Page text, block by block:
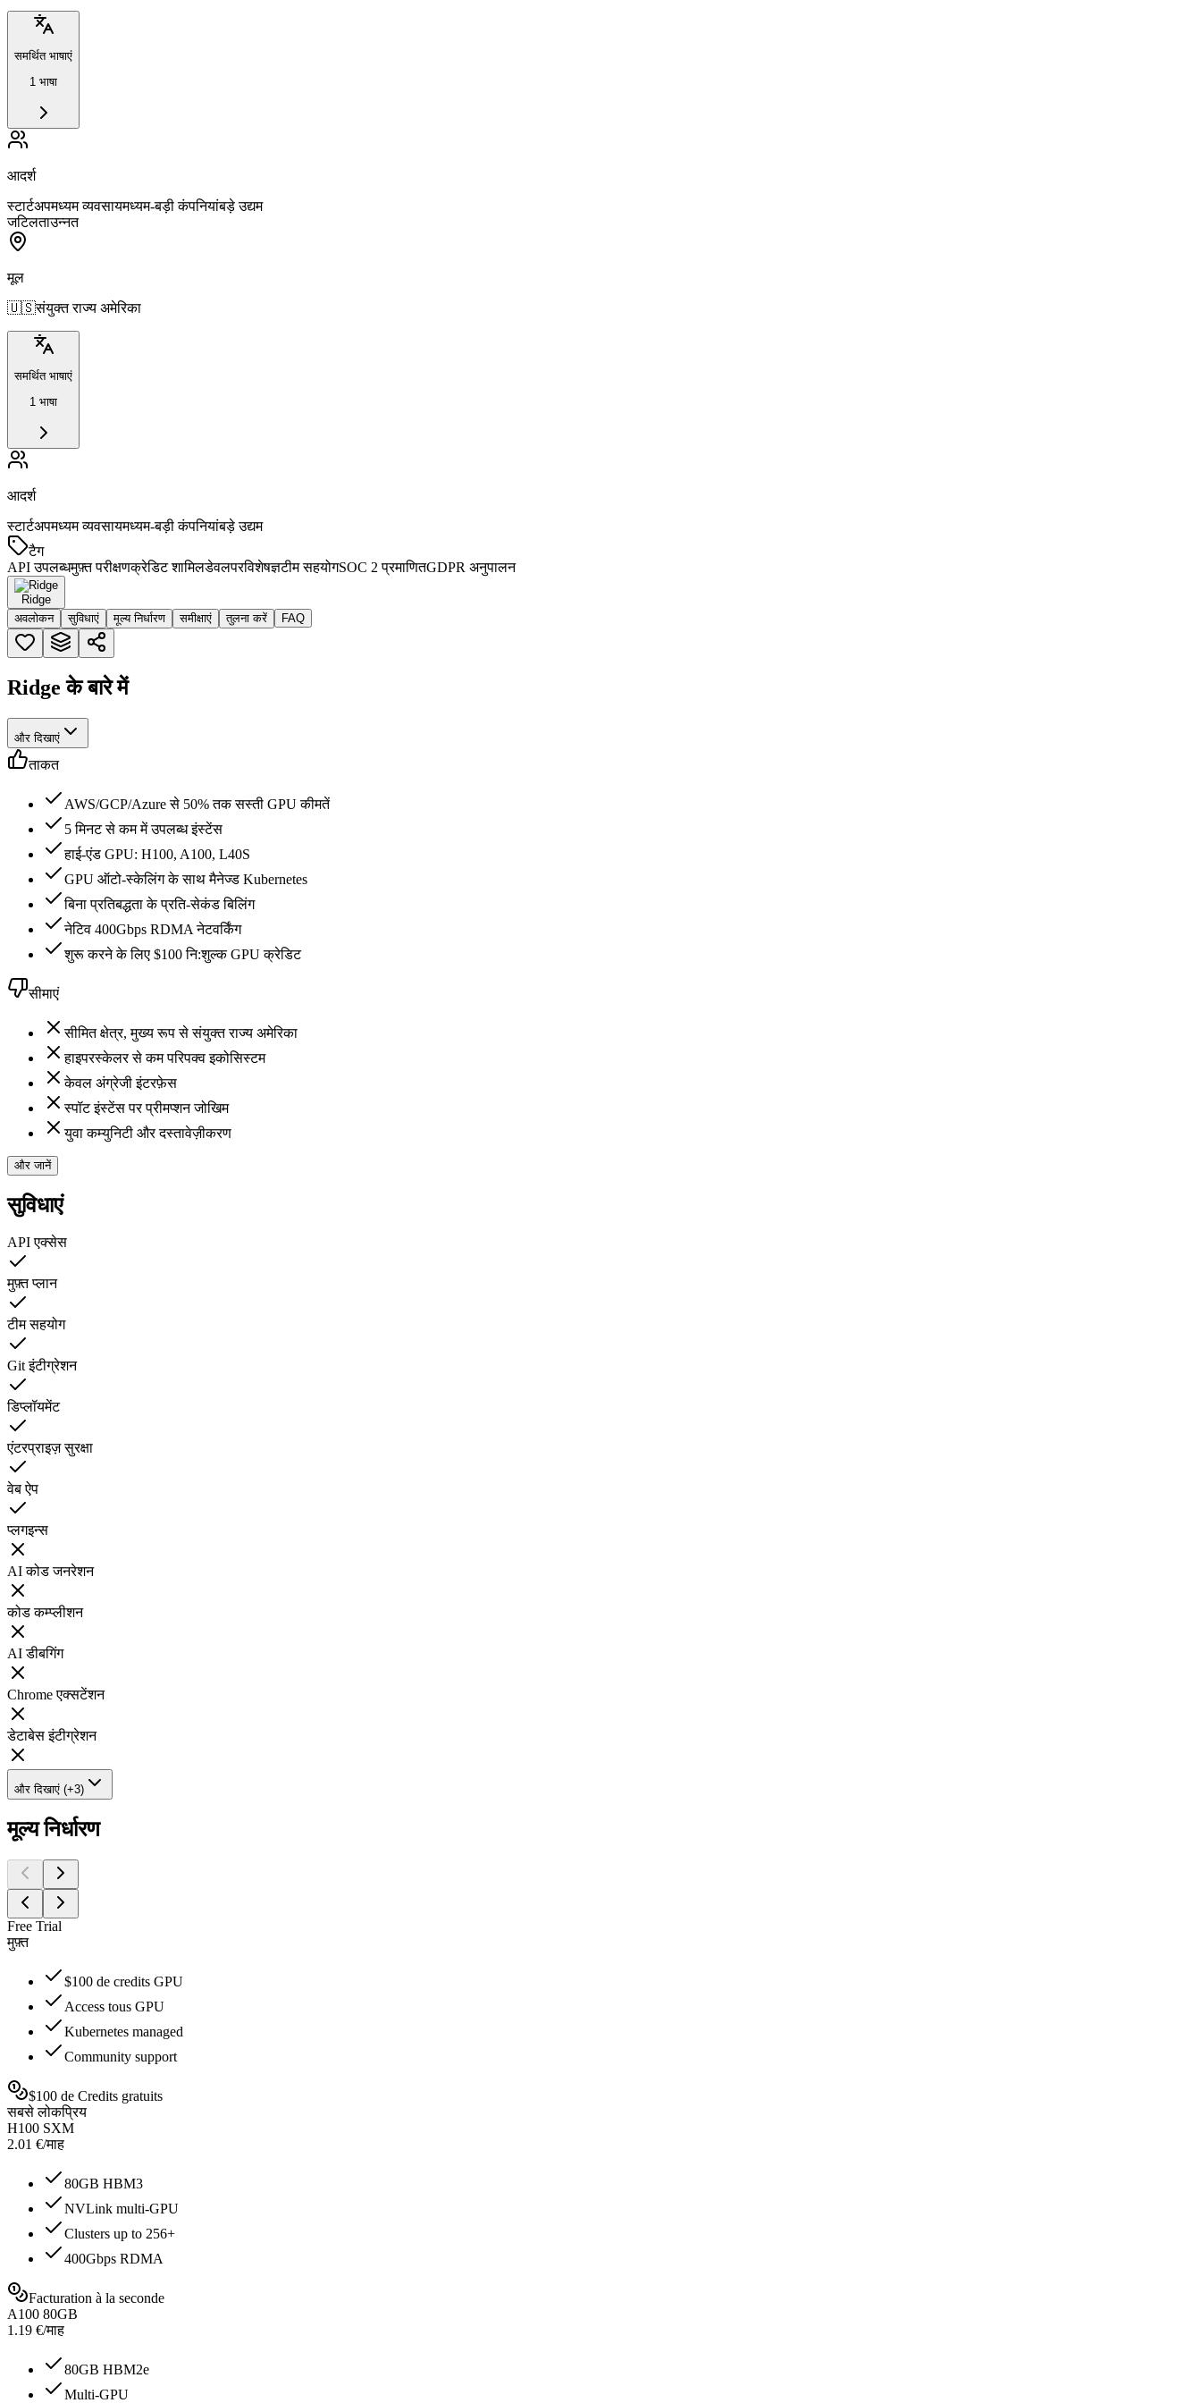
समर्थित भाषाएं
1 भाषा
आदर्श
स्टार्टअपमध्यम व्यवसायमध्यम-बड़ी कंपनियांबड़े उद्यम
जटिलताउन्नत
मूल
🇺🇸संयुक्त राज्य अमेरिका
समर्थित भाषाएं
1 भाषा
आदर्श
स्टार्टअपमध्यम व्यवसायमध्यम-बड़ी कंपनियांबड़े उद्यम
टैग
API उपलब्धमुफ़्त परीक्षणक्रेडिट शामिलडेवलपरविशेषज्ञटीम सहयोगSOC 2 प्रमाणितGDPR अनुपालन
Ridge
अवलोकन
सुविधाएं मूल्य निर्धारण समीक्षाएं तुलना करें FAQ
Ridge के बारे में
और दिखाएं
ताकत
AWS/GCP/Azure से 50% तक सस्ती GPU कीमतें
5 मिनट से कम में उपलब्ध इंस्टेंस
हाई-एंड GPU: H100, A100, L40S
GPU ऑटो-स्केलिंग के साथ मैनेज्ड Kubernetes
बिना प्रतिबद्धता के प्रति-सेकंड बिलिंग
नेटिव 400Gbps RDMA नेटवर्किंग
शुरू करने के लिए $100 नि:शुल्क GPU क्रेडिट
सीमाएं
सीमित क्षेत्र, मुख्य रूप से संयुक्त राज्य अमेरिका
हाइपरस्केलर से कम परिपक्व इकोसिस्टम
केवल अंग्रेजी इंटरफ़ेस
स्पॉट इंस्टेंस पर प्रीमप्शन जोखिम
युवा कम्युनिटी और दस्तावेज़ीकरण
और जानें
सुविधाएं
API एक्सेस
मुफ़्त प्लान
टीम सहयोग
Git इंटीग्रेशन
डिप्लॉयमेंट
एंटरप्राइज़ सुरक्षा
वेब ऐप
प्लगइन्स
AI कोड जनरेशन
कोड कम्प्लीशन
AI डीबगिंग
Chrome एक्सटेंशन
डेटाबेस इंटीग्रेशन
और दिखाएं (+3)
मूल्य निर्धारण
Free Trial
मुफ़्त
$100 de credits GPU
Access tous GPU
Kubernetes managed
Community support
$100 de Credits gratuits
सबसे लोकप्रिय
H100 SXM
2.01 €/माह
80GB HBM3
NVLink multi-GPU
Clusters up to 256+
400Gbps RDMA
Facturation à la seconde
A100 80GB
1.19 €/माह
80GB HBM2e
Multi-GPU